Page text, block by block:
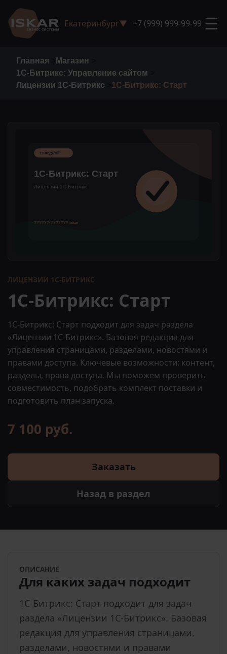
Екатеринбург▼ +7 (999) 999-99-99 ☰
Главная Магазин
1С-Битрикс: Управление сайтом
Лицензии 1С-Битрикс
1С-Битрикс: Старт
ЛИЦЕНЗИИ 1С-БИТРИКС
1С-Битрикс: Старт
1С-Битрикс: Старт подходит для задач раздела
«Лицензии 1С-Битрикс». Базовая редакция для
управления страницами, разделами, новостями и
правами доступа. Ключевые возможности: контент,
разделы, права доступа. Мы поможем проверить
совместимость, подобрать комплект поставки и
подготовить план запуска.
7 100 руб.
Заказать
Назад в раздел
ОПИСАНИЕ
Для каких задач подходит
1С-Битрикс: Старт подходит для задач
раздела «Лицензии 1С-Битрикс». Базовая
редакция для управления страницами,
разделами, новостями и правами